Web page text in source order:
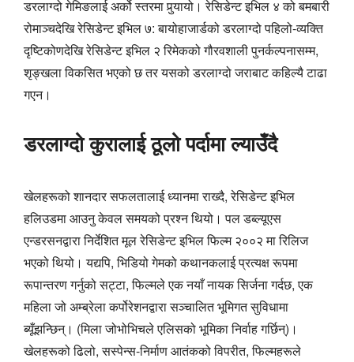
डरलाग्दो गेमिङलाई अर्को स्तरमा पुर्‍यायो। रेसिडेन्ट इभिल ४ को बमबारी
रोमाञ्चदेखि रेसिडेन्ट इभिल ७: बायोहाजार्डको डरलाग्दो पहिलो-व्यक्ति
दृष्टिकोणदेखि रेसिडेन्ट इभिल २ रिमेकको गौरवशाली पुनर्कल्पनासम्म,
शृङ्खला विकसित भएको छ तर यसको डरलाग्दो जराबाट कहिल्यै टाढा
गएन।
डरलाग्दो कुरालाई ठूलो पर्दामा ल्याउँदै
खेलहरूको शानदार सफलतालाई ध्यानमा राख्दै, रेसिडेन्ट इभिल
हलिउडमा आउनु केवल समयको प्रश्न थियो। पल डब्ल्यूएस
एन्डरसनद्वारा निर्देशित मूल रेसिडेन्ट इभिल फिल्म २००२ मा रिलिज
भएको थियो। यद्यपि, भिडियो गेमको कथानकलाई प्रत्यक्ष रूपमा
रूपान्तरण गर्नुको सट्टा, फिल्मले एक नयाँ नायक सिर्जना गर्दछ, एक
महिला जो अम्ब्रेला कर्पोरेशनद्वारा सञ्चालित भूमिगत सुविधामा
ब्यूँझन्छिन्। (मिला जोभोभिचले एलिसको भूमिका निर्वाह गर्छिन्)।
खेलहरूको ढिलो, सस्पेन्स-निर्माण आतंकको विपरीत, फिल्महरूले